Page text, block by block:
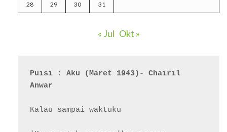
28 29 30 31
« Jul Okt »
Puisi : Aku (Maret 1943)- Chairil
Anwar
Kalau sampai waktuku